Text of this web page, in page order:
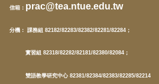
信箱 ： prac@tea.ntue.edu.tw
分機 ： 課務組 82182/82283/82382/82281/82284；
實習組 82318/82282/82181/82380/82084；
雙語教學研究中心 82381/82384/82383/82285/82214